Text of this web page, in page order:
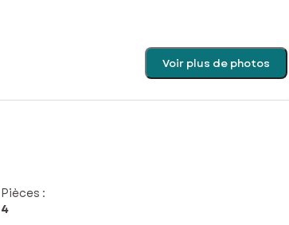
Voir plus de photos
Pièces :
4